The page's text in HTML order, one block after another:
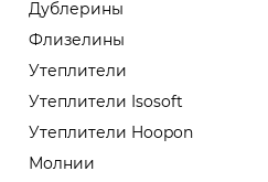
Дублерины
Флизелины
Утеплители
Утеплители Isosoft
Утеплители Hoopon
Молнии